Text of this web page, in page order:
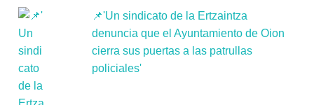
📌'Un sindicato de la Ertzaintza
denuncia que el Ayuntamiento de Oion
cierra sus puertas a las patrullas
policiales'